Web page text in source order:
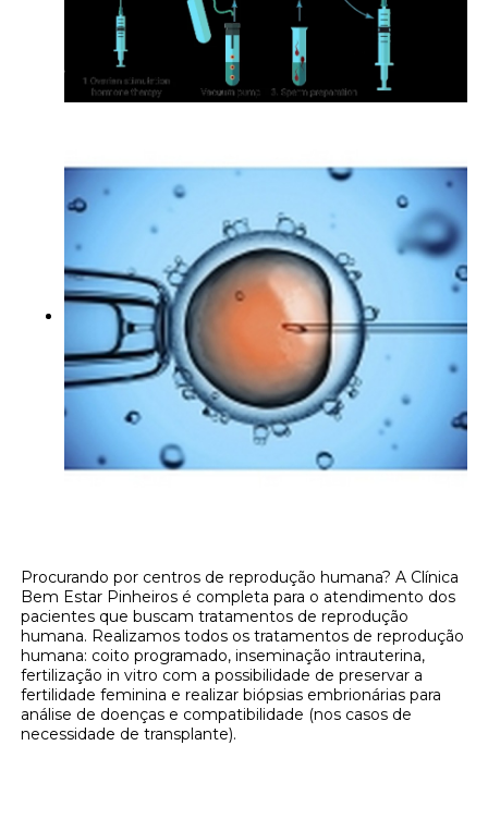
Procurando por centros de reprodução humana? A Clínica
Bem Estar Pinheiros é completa para o atendimento dos
pacientes que buscam tratamentos de reprodução
humana. Realizamos todos os tratamentos de reprodução
humana: coito programado, inseminação intrauterina,
fertilização in vitro com a possibilidade de preservar a
fertilidade feminina e realizar biópsias embrionárias para
análise de doenças e compatibilidade (nos casos de
necessidade de transplante).